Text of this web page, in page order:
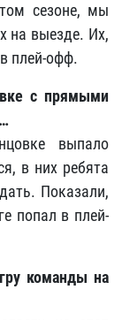
сезоне, мы
на выезде. Их,
плей-офф.
с прямыми
выпало
в них ребята
Показали,
попал в плей-
команды на